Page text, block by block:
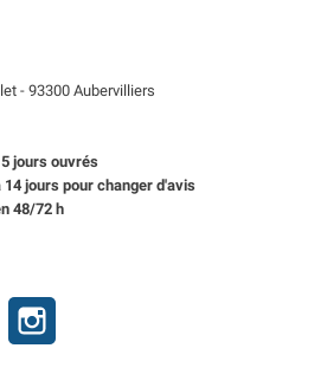
- 93300 Aubervilliers
jours ouvrés
14 jours pour changer d'avis
48/72 h
YouTube